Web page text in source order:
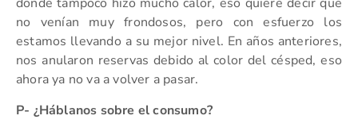
no venían muy frondosos, pero con esfuerzo los
estamos llevando a su mejor nivel. En años anteriores,
nos anularon reservas debido al color del césped, eso
ahora ya no va a volver a pasar.
P- ¿Háblanos sobre el consumo?